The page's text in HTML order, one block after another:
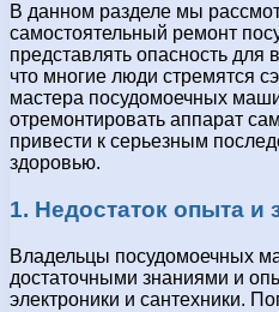
В данном разделе мы
самостоятельный ремонт
представлять опасность для
что многие люди стремятся
мастера посудомоечных
отремонтировать аппарат
привести к серьезным
здоровью.
1. Недостаток опыта и
Владельцы посудомоечных
достаточными знаниями и
электроники и сантехники.